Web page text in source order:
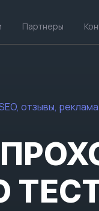
Партнеры
отзывы, реклама